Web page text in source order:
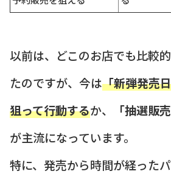
以前は、どこのお店でも比較
たのですが、今は「新弾発売
狙って行動するか、 「抽選販
が主流になっています。
特に、発売から時間が経った